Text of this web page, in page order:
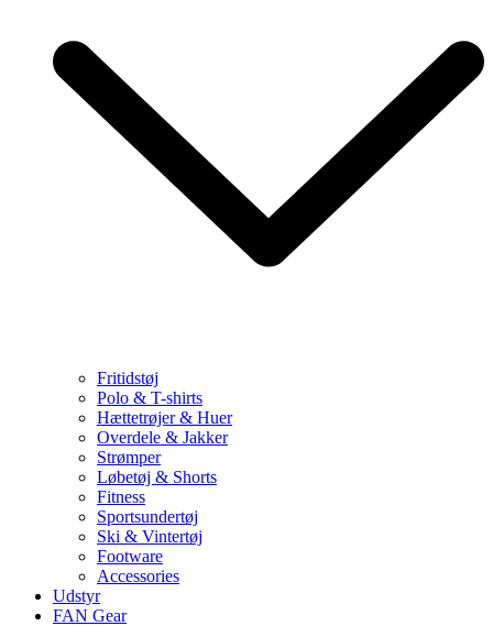
Fritidstøj
Polo & T-shirts
Hættetrøjer & Huer
Overdele & Jakker
Strømper
Løbetøj & Shorts
Fitness
Sportsundertøj
Ski & Vintertøj
Footware
Accessories
Udstyr
FAN Gear